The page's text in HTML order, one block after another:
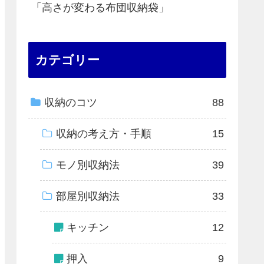
「高さが変わる布団収納袋」
カテゴリー
収納のコツ 88
収納の考え方・手順 15
モノ別収納法 39
部屋別収納法 33
キッチン 12
押入 9